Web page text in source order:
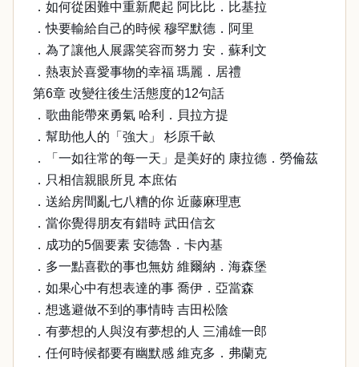
．如何從困難中重新爬起 阿比比．比基拉
．快要輸給自己的時候 穆罕默德．阿里
．為了讓他人展露笑容而努力 安．蘇利文
．熱衷於喜愛事物的幸福 瑪麗．居禮
第6章 改變往後生活態度的12句話
．歌曲能帶來勇氣 哈利．貝拉方提
．幫助他人的「強大」 杉原千畝
．「一如往常的每一天」是美好的 康拉德．勞倫茲
．只相信親眼所見 本庶佑
．送給房間亂七八糟的你 近藤麻理恵
．當你覺得朋友有錯時 武田信玄
．成功的5個要素 安德魯．卡內基
．多一點喜歡的事也無妨 維爾納．海森堡
．如果心中有想表達的事 喬伊．亞當森
．想逃避做不到的事情時 吉田松陰
．有夢想的人與沒有夢想的人 三浦雄一郎
．任何時候都要有幽默感 維克多．弗蘭克